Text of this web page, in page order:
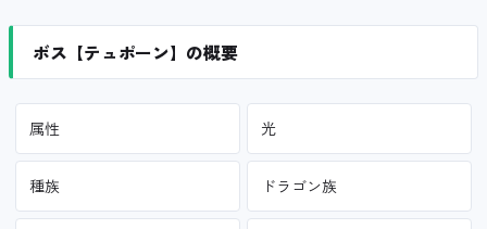
ボス【テュポーン】の概要
属性 光
種族 ドラゴン族